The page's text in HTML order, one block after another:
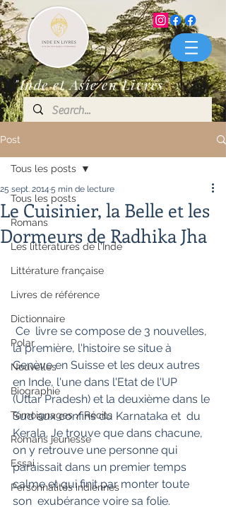
"Inde et Asie en Livres"
Post
Tous les posts
Romans
Les littératures de l'Inde
Littérature française
Livres de référence
Dictionnaire
Polar
Nouvelles
Biographie
Témoignages / Récits
Romans jeunesse
Essai
Personnalités indiennes
Tous les posts
Le Cuisinier, la Belle et les
Dormeurs de Radhika Jha
25 sept. 2014 5 min de lecture
la première, l'histoire se situe à
Genève en Suisse et les deux autres
en Inde, l'une dans l'Etat de l'UP
(Uttar Pradesh) et la deuxième dans le
Sud aux confins du Karnataka et  du
Kerala. Je trouve que dans chacune,
on y retrouve une personne qui
paraissait dans un premier temps
calme et qui finit par monter toute
son  exubérance voire sa folie.